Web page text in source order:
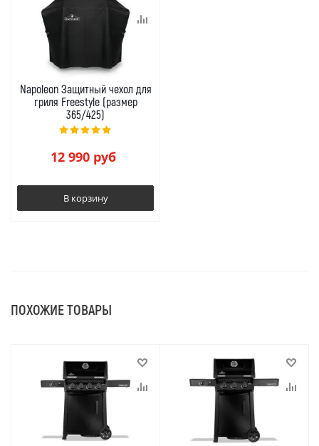
Napoleon Защитный чехол для
гриля Freestyle (размер
365/425)
12 990руб
В корзину
ПОХОЖИЕ ТОВАРЫ